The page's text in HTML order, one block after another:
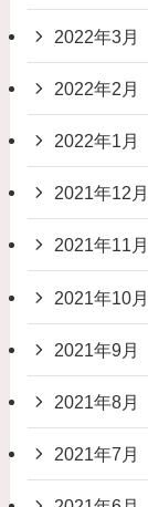
2022年3月
2022年2月
2022年1月
2021年12月
2021年11月
2021年10月
2021年9月
2021年8月
2021年7月